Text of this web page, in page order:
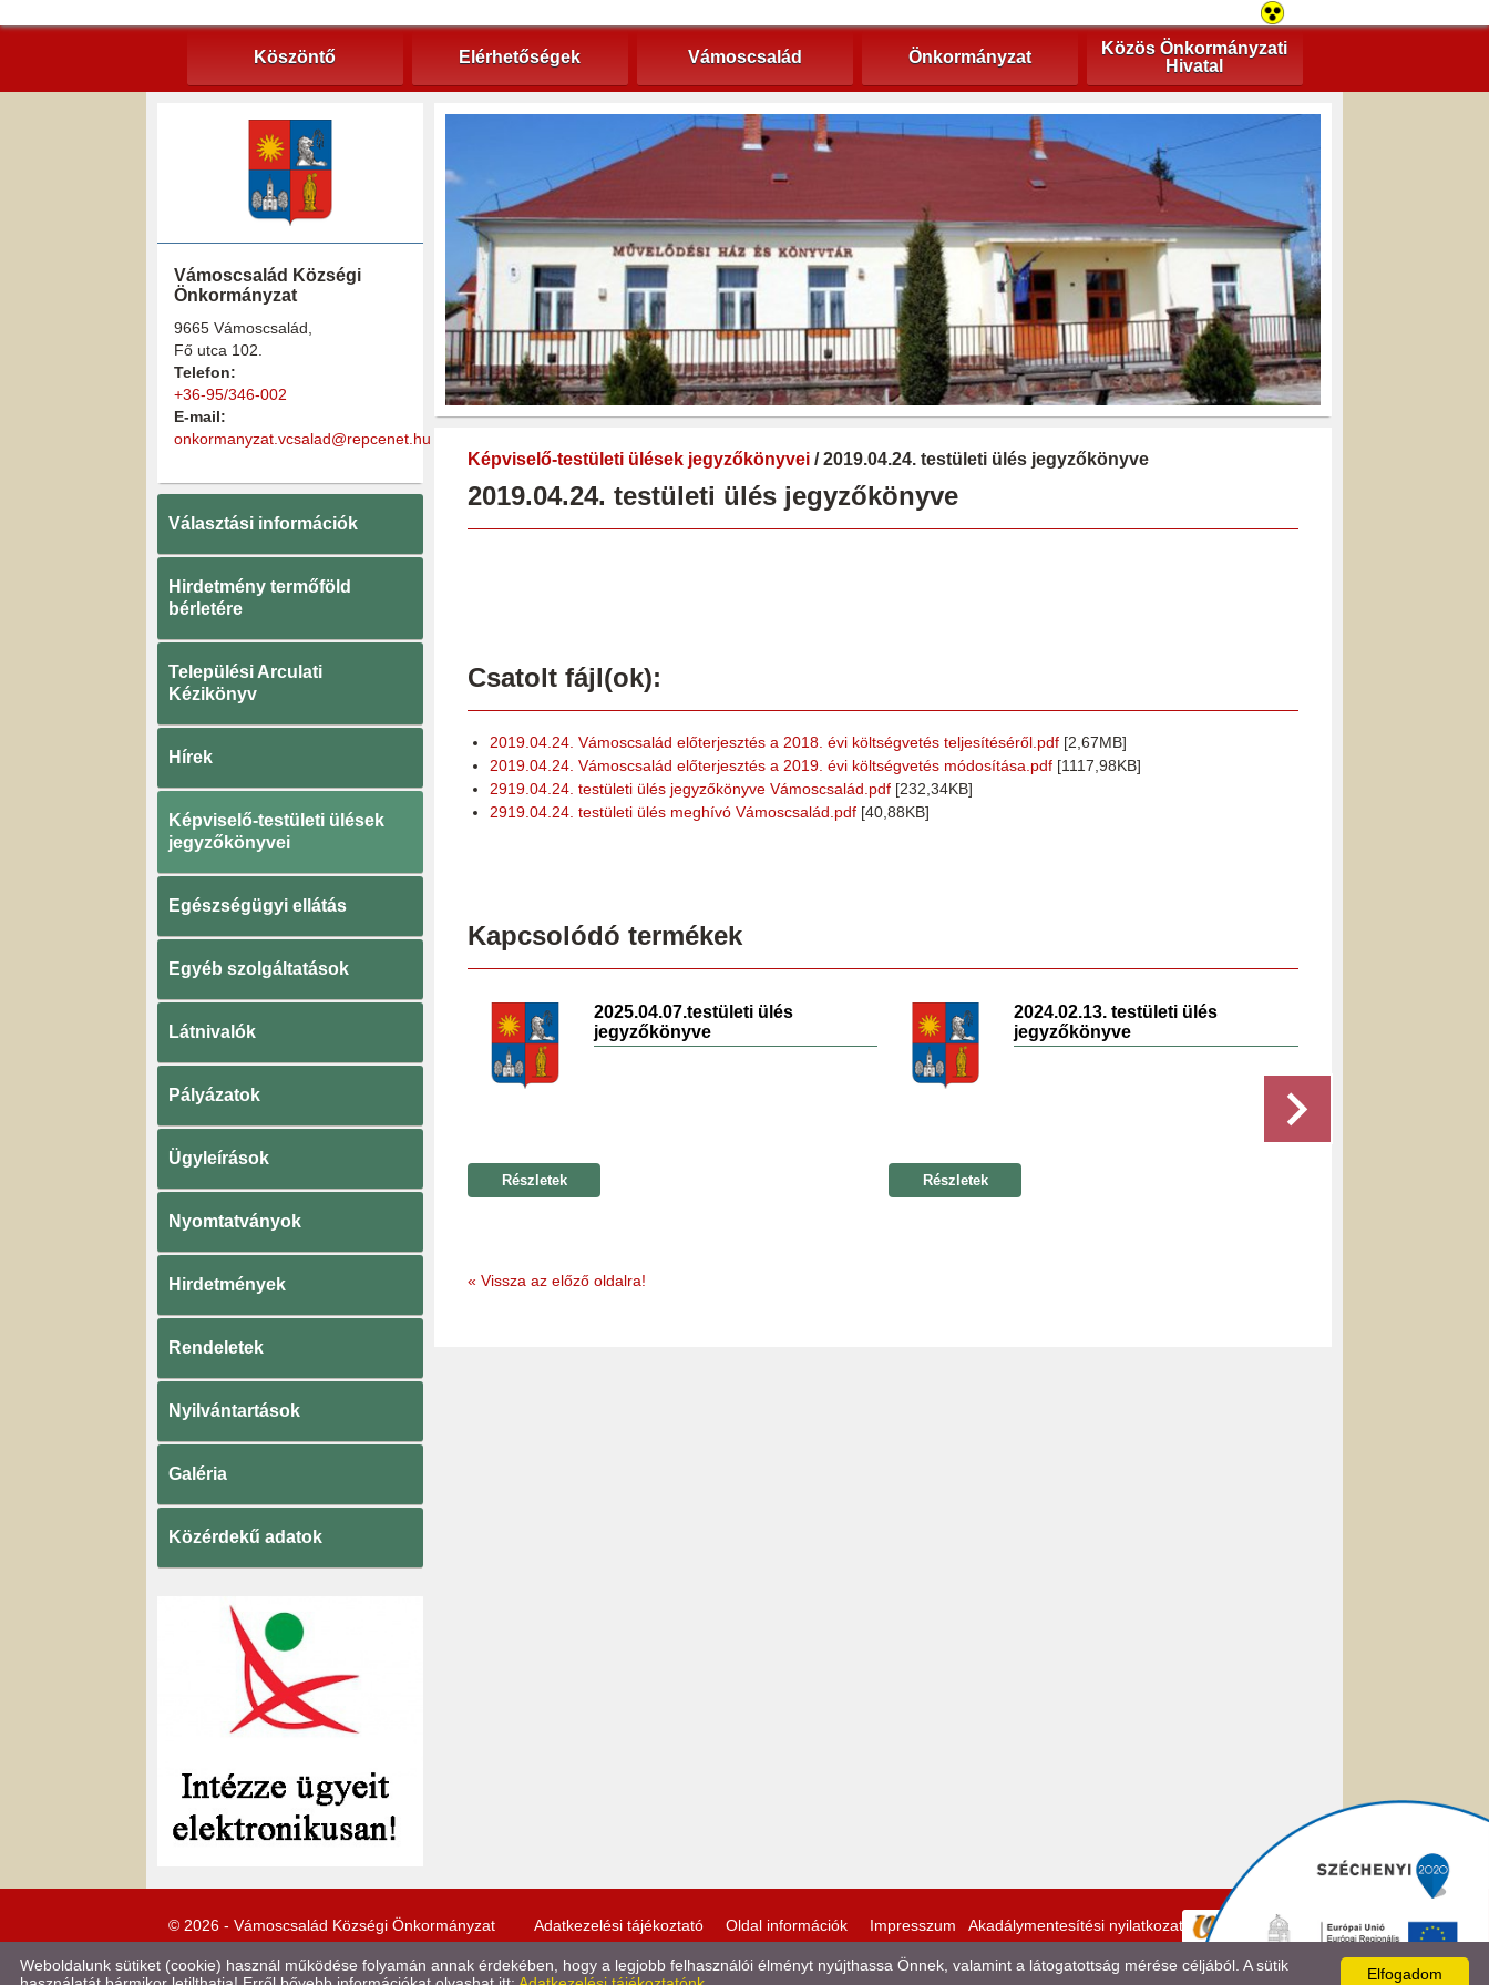
Köszöntő Elérhetőségek Vámoscsalád Önkormányzat
Közös Önkormányzati
Hivatal
Vámoscsalád Községi
Önkormányzat
9665 Vámoscsalád,
Fő utca 102.
Telefon:
+36-95/346-002
E-mail:
onkormanyzat.vcsalad@repcenet.hu
Választási információk
Hirdetmény termőföld
bérletére
Települési Arculati
Kézikönyv
Hírek
Képviselő-testületi ülések
jegyzőkönyvei
Egészségügyi ellátás
Egyéb szolgáltatások
Látnivalók
Pályázatok
Ügyleírások
Nyomtatványok
Hirdetmények
Rendeletek
Nyilvántartások
Galéria
Közérdekű adatok
Képviselő-testületi ülések jegyzőkönyvei / 2019.04.24. testületi ülés jegyzőkönyve
2019.04.24. testületi ülés jegyzőkönyve
Csatolt fájl(ok):
2019.04.24. Vámoscsalád előterjesztés a 2018. évi költségvetés teljesítéséről.pdf [2,67MB]
2019.04.24. Vámoscsalád előterjesztés a 2019. évi költségvetés módosítása.pdf [1117,98KB]
2919.04.24. testületi ülés jegyzőkönyve Vámoscsalád.pdf [232,34KB]
2919.04.24. testületi ülés meghívó Vámoscsalád.pdf [40,88KB]
Kapcsolódó termékek
2025.04.07.testületi ülés
jegyzőkönyve
Részletek
2024.02.13. testületi ülés
jegyzőkönyve
Részletek
« Vissza az előző oldalra!
© 2026 - Vámoscsalád Községi Önkormányzat Adatkezelési tájékoztató Oldal információk Impresszum Akadálymentesítési nyilatkozat
Elfogadom
Weboldalunk sütiket (cookie) használ működése folyamán annak érdekében, hogy a legjobb felhasználói élményt nyújthassa Önnek, valamint a látogatottság mérése céljából. A sütik